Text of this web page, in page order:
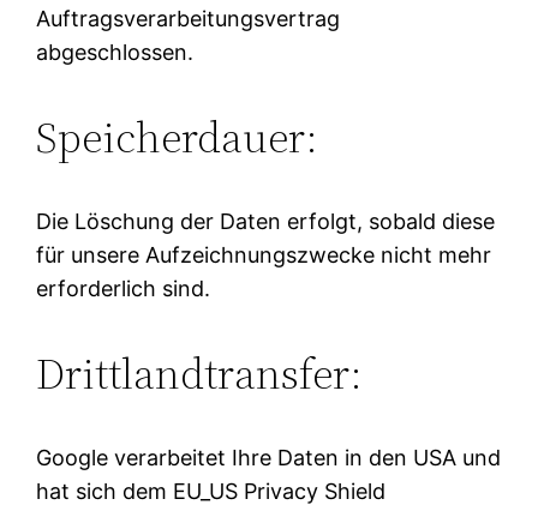
Auftragsverarbeitungsvertrag
abgeschlossen.
Speicherdauer:
Die Löschung der Daten erfolgt, sobald diese
für unsere Aufzeichnungszwecke nicht mehr
erforderlich sind.
Drittlandtransfer:
Google verarbeitet Ihre Daten in den USA und
hat sich dem EU_US Privacy Shield